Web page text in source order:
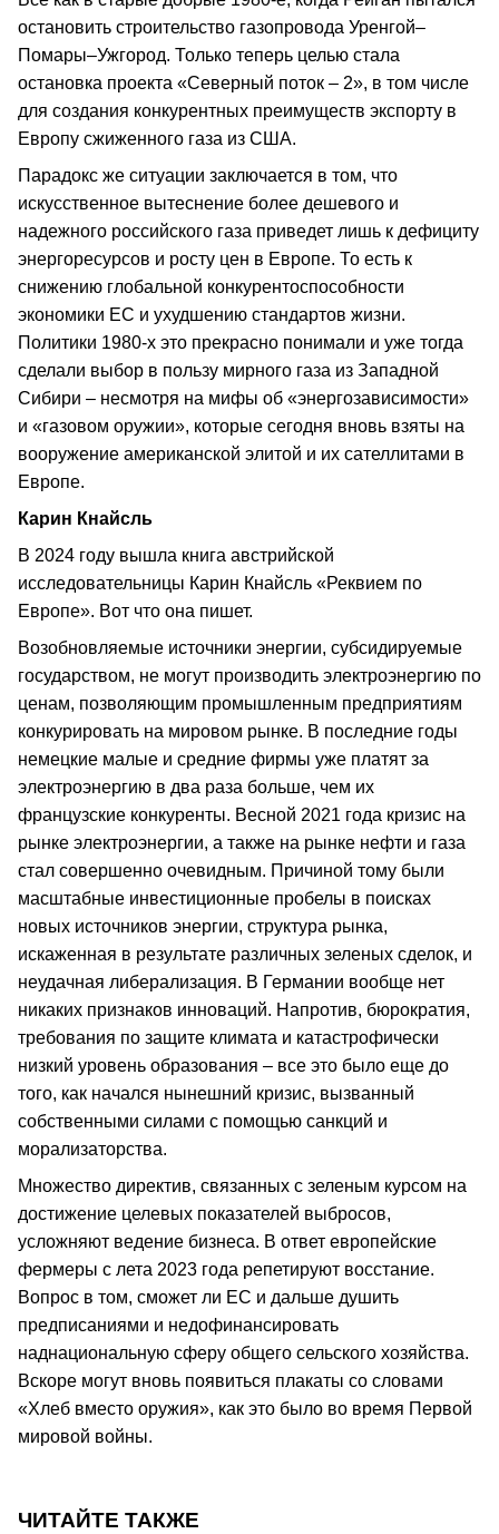
остановить строительство газопровода Уренгой–
Помары–Ужгород. Только теперь целью стала
остановка проекта «Северный поток – 2», в том числе
для создания конкурентных преимуществ экспорту в
Европу сжиженного газа из США.
Парадокс же ситуации заключается в том, что
искусственное вытеснение более дешевого и
надежного российского газа приведет лишь к дефициту
энергоресурсов и росту цен в Европе. То есть к
снижению глобальной конкурентоспособности
экономики ЕС и ухудшению стандартов жизни.
Политики 1980-х это прекрасно понимали и уже тогда
сделали выбор в пользу мирного газа из Западной
Сибири – несмотря на мифы об «энергозависимости»
и «газовом оружии», которые сегодня вновь взяты на
вооружение американской элитой и их сателлитами в
Европе.
Карин Кнайсль
В 2024 году вышла книга австрийской
исследовательницы Карин Кнайсль «Реквием по
Европе». Вот что она пишет.
Возобновляемые источники энергии, субсидируемые
государством, не могут производить электроэнергию по
ценам, позволяющим промышленным предприятиям
конкурировать на мировом рынке. В последние годы
немецкие малые и средние фирмы уже платят за
электроэнергию в два раза больше, чем их
французские конкуренты. Весной 2021 года кризис на
рынке электроэнергии, а также на рынке нефти и газа
стал совершенно очевидным. Причиной тому были
масштабные инвестиционные пробелы в поисках
новых источников энергии, структура рынка,
искаженная в результате различных зеленых сделок, и
неудачная либерализация. В Германии вообще нет
никаких признаков инноваций. Напротив, бюрократия,
требования по защите климата и катастрофически
низкий уровень образования – все это было еще до
того, как начался нынешний кризис, вызванный
собственными силами с помощью санкций и
морализаторства.
Множество директив, связанных с зеленым курсом на
достижение целевых показателей выбросов,
усложняют ведение бизнеса. В ответ европейские
фермеры с лета 2023 года репетируют восстание.
Вопрос в том, сможет ли ЕС и дальше душить
предписаниями и недофинансировать
наднациональную сферу общего сельского хозяйства.
Вскоре могут вновь появиться плакаты со словами
«Хлеб вместо оружия», как это было во время Первой
мировой войны.
ЧИТАЙТЕ ТАКЖЕ